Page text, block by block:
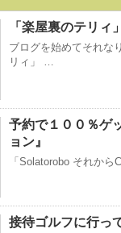
「楽屋裏のテリィ
ブログを始めてそれな
リィ」 …
予約で１００％ゲ
ョン』
「Solatorobo それか
接待ゴルフに行っ